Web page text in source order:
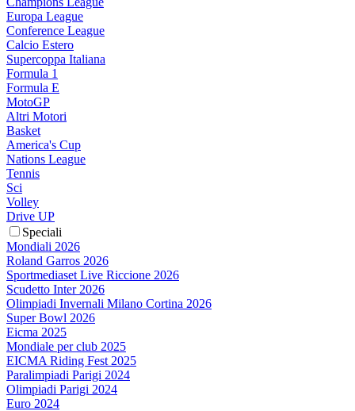
Europa League
Conference League
Calcio Estero
Supercoppa Italiana
Formula 1
Formula E
MotoGP
Altri Motori
Basket
America's Cup
Nations League
Tennis
Sci
Volley
Drive UP
Speciali
Mondiali 2026
Roland Garros 2026
Sportmediaset Live Riccione 2026
Scudetto Inter 2026
Olimpiadi Invernali Milano Cortina 2026
Super Bowl 2026
Eicma 2025
Mondiale per club 2025
EICMA Riding Fest 2025
Paralimpiadi Parigi 2024
Olimpiadi Parigi 2024
Euro 2024